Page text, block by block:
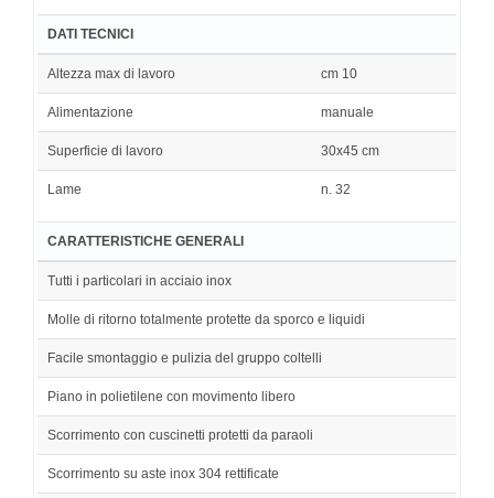
DATI TECNICI
Altezza max di lavoro cm 10
Alimentazione manuale
Superficie di lavoro 30x45 cm
Lame n. 32
CARATTERISTICHE GENERALI
Tutti i particolari in acciaio inox
Molle di ritorno totalmente protette da sporco e liquidi
Facile smontaggio e pulizia del gruppo coltelli
Piano in polietilene con movimento libero
Scorrimento con cuscinetti protetti da paraoli
Scorrimento su aste inox 304 rettificate